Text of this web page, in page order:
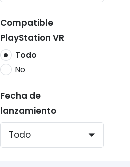
Compatible
PlayStation VR
Todo
No
Fecha de
lanzamiento